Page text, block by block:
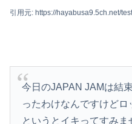
引用元: https://hayabusa9.5ch.net/
今日のJAPAN JAMは結
ったわけなんですけど
というとイキってすみ